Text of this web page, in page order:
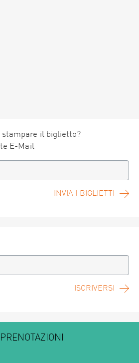
stampare il biglietto?
E-Mail
INVIA I BIGLIETTI
ISCRIVERSI